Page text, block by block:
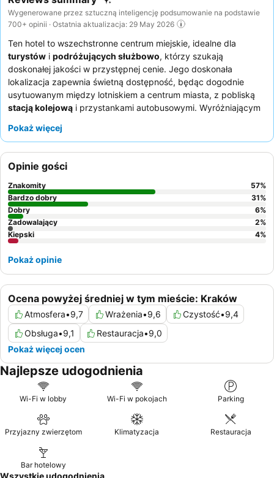
Wygenerowane przez sztuczną inteligencję podsumowanie na podstawie
700+ opinii · Ostatnia aktualizacja: 29 May 2026
Ten hotel to wszechstronne centrum miejskie, idealne dla
turystów i podróżujących służbowo, którzy szukają
doskonałej jakości w przystępnej cenie. Jego doskonała
lokalizacja zapewnia świetną dostępność, będąc dogodnie
usytuowanym między lotniskiem a centrum miasta, z pobliską
stacją kolejową i przystankami autobusowymi. Wyróżniającym
formie bufetu
soku
. Goście konsekwentnie chwalą
wyjątkową życzliwość i pomocność oraz różnorodne opcje
śniadaniowe. Aby zapewnić sobie spokojniejszy pobyt, goście
powinni rozważyć prośbę o pokój z oknami wychodzącymi na
stronę przeciwną do głównej drogi.
Pokaż więcej
Ocena powyżej średniej w tym mieście: Kraków
Atmosfera•9,7 Wrażenia•9,6 Czystość•9,4
Obsługa•9,1 Restauracja•9,0
Pokaż więcej ocen
Opinie gości
Znakomity 57%
Bardzo dobry
31%
Dobry
6%
Zadowalający
2%
Kiepski
4%
Pokaż opinie
Najlepsze udogodnienia
Wi-Fi w lobby Wi-Fi w pokojach Parking
Przyjazny zwierzętom Klimatyzacja Restauracja
Bar hotelowy